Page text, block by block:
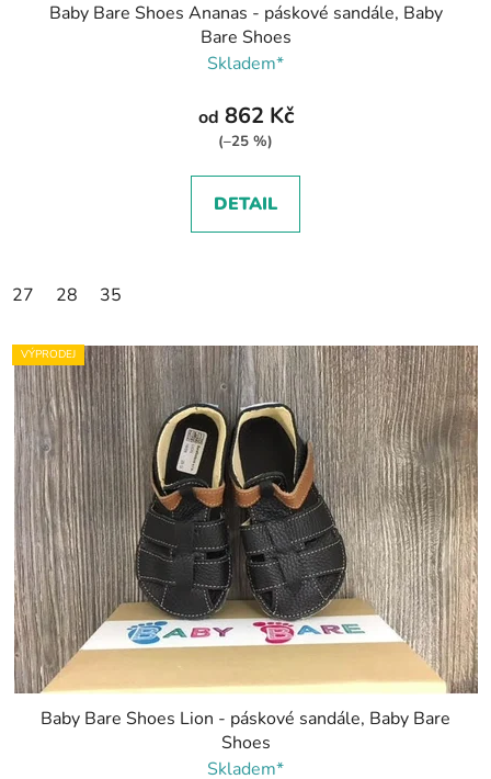
Baby Bare Shoes Ananas - páskové sandále, Baby
Bare Shoes
Skladem*
od 862 Kč
(–25 %)
DETAIL
27 28 35
VÝPRODEJ
Baby Bare Shoes Lion - páskové sandále, Baby Bare
Shoes
Skladem*